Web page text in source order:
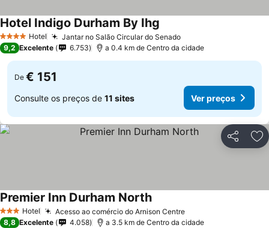
4 EstrelasHotel Jantar no Salão Circular do Senado
Hotel Indigo Durham By Ihg
9,2 Excelente 6.753 a 0.4 km de Centro da cidade
De € 151
Consulte os preços de 11 sites Ver preços
Partilhar
3 EstrelasHotel Acesso ao comércio do Arnison Centre
Premier Inn Durham North
8,8 Excelente 4.058 a 3.5 km de Centro da cidade